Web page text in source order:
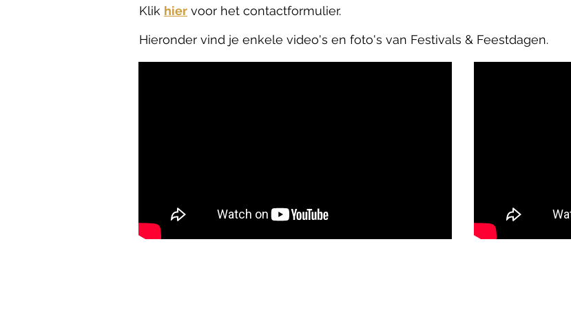
Klik hier voor het contactformulier.
Hieronder vind je enkele video's en foto's van Festivals & Feestdagen.